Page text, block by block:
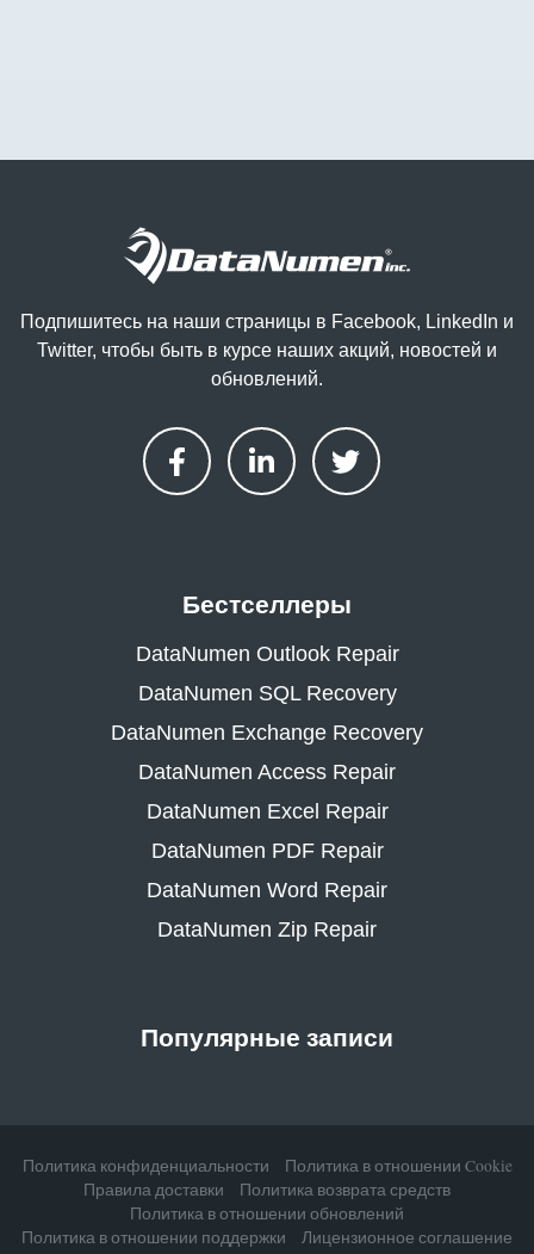
Подпишитесь на наши страницы в Facebook, LinkedIn и
Twitter, чтобы быть в курсе наших акций, новостей и
обновлений.
Бестселлеры
DataNumen Outlook Repair
DataNumen SQL Recovery
DataNumen Exchange Recovery
DataNumen Access Repair
DataNumen Excel Repair
DataNumen PDF Repair
DataNumen Word Repair
DataNumen Zip Repair
Популярные записи
Политика конфиденциальности
Политика в отношении Cookie
Правила доставки
Политика возврата средств
Политика в отношении обновлений
Политика в отношении поддержки
Лицензионное соглашение